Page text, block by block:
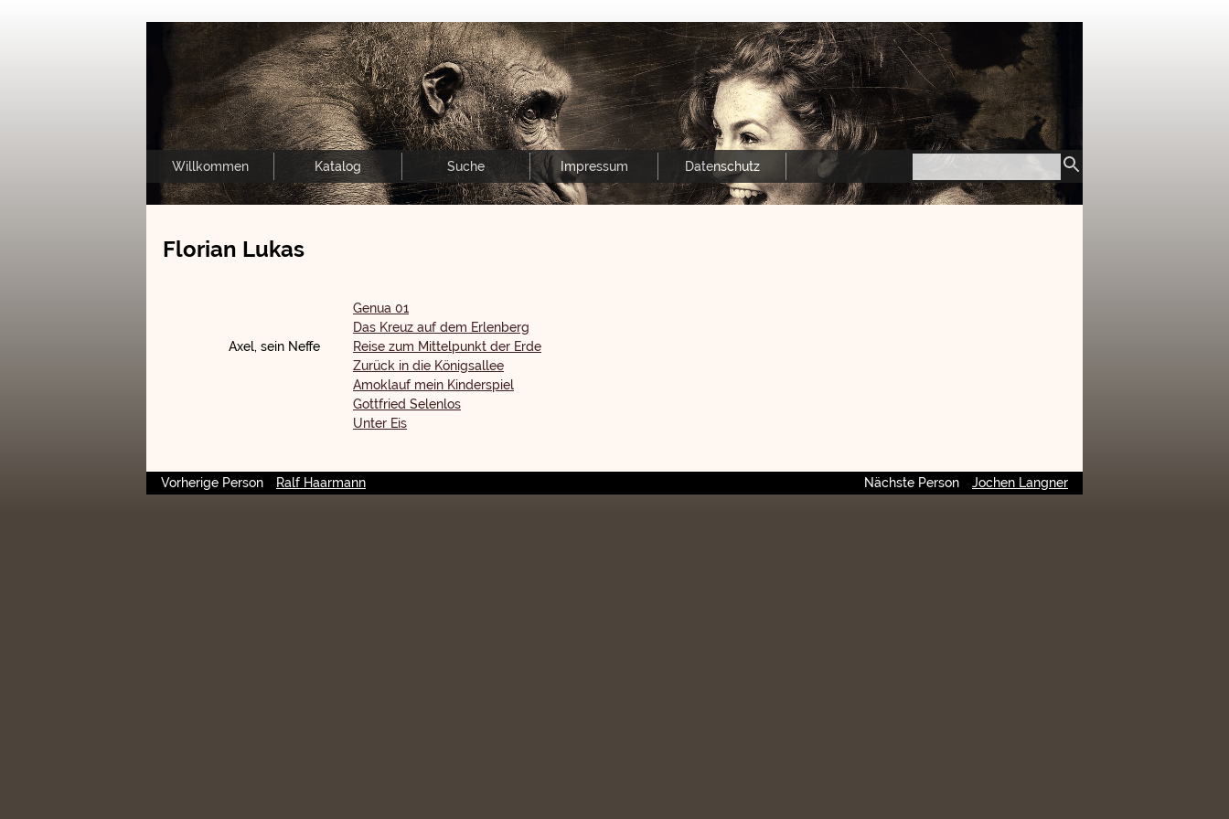
Willkommen Katalog Suche Impressum Datenschutz
Florian Lukas
Genua 01
Das Kreuz auf dem Erlenberg
Axel, sein Neffe
Reise zum Mittelpunkt der Erde
Zurück in die Königsallee
Amoklauf mein Kinderspiel
Gottfried Selenlos
Unter Eis
Vorherige Person Ralf Haarmann Nächste Person Jochen Langner